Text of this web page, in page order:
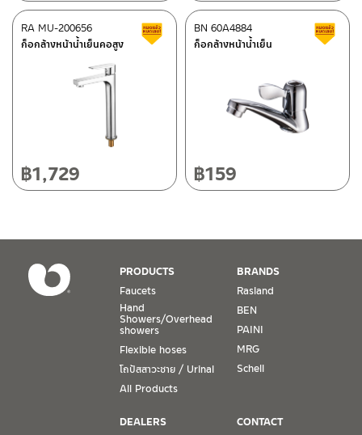
After Sales Service Center Chiangmai
118/33 Onsirin M.8, Sunpuloey, Doysaked, Chaingmai 50220
Tel: 080-075-2626
Monday – Friday 8:30-17:30 hrs.
Saturday 8:30-15:00 hrs.
Closed on Sunday and Special / Public Holidays
1. A proof of purchase, or seller’s receipt, shall be required
to validate product warranty which will be checked against
the date of purchase. In the absence of such proof of
purchase, no warranty claims can be made.
2. To be eligible for warranty claims, a product must be in
its proper working condition. If defects such as dents,
cracks, or impact breakage are evident, or its overall
ติดต่อ ชาญไพบูลย์ / Contact Us Click Here
ก็อกล้างหน้าน้ำเย็นคอสูง
RA MU-200656 Clearance sale
฿1,729
ก็อกล้างหน้าน้ำเย็น
BN 60A4884
฿159
PRODUCTS
Faucets
Hand
Showers/Overhead
showers
Flexible hoses
โถปัสสาวะชาย / Urinal
All Products
BRANDS
Rasland
BEN
PAINI
MRG
Schell
DEALERS
CONTACT